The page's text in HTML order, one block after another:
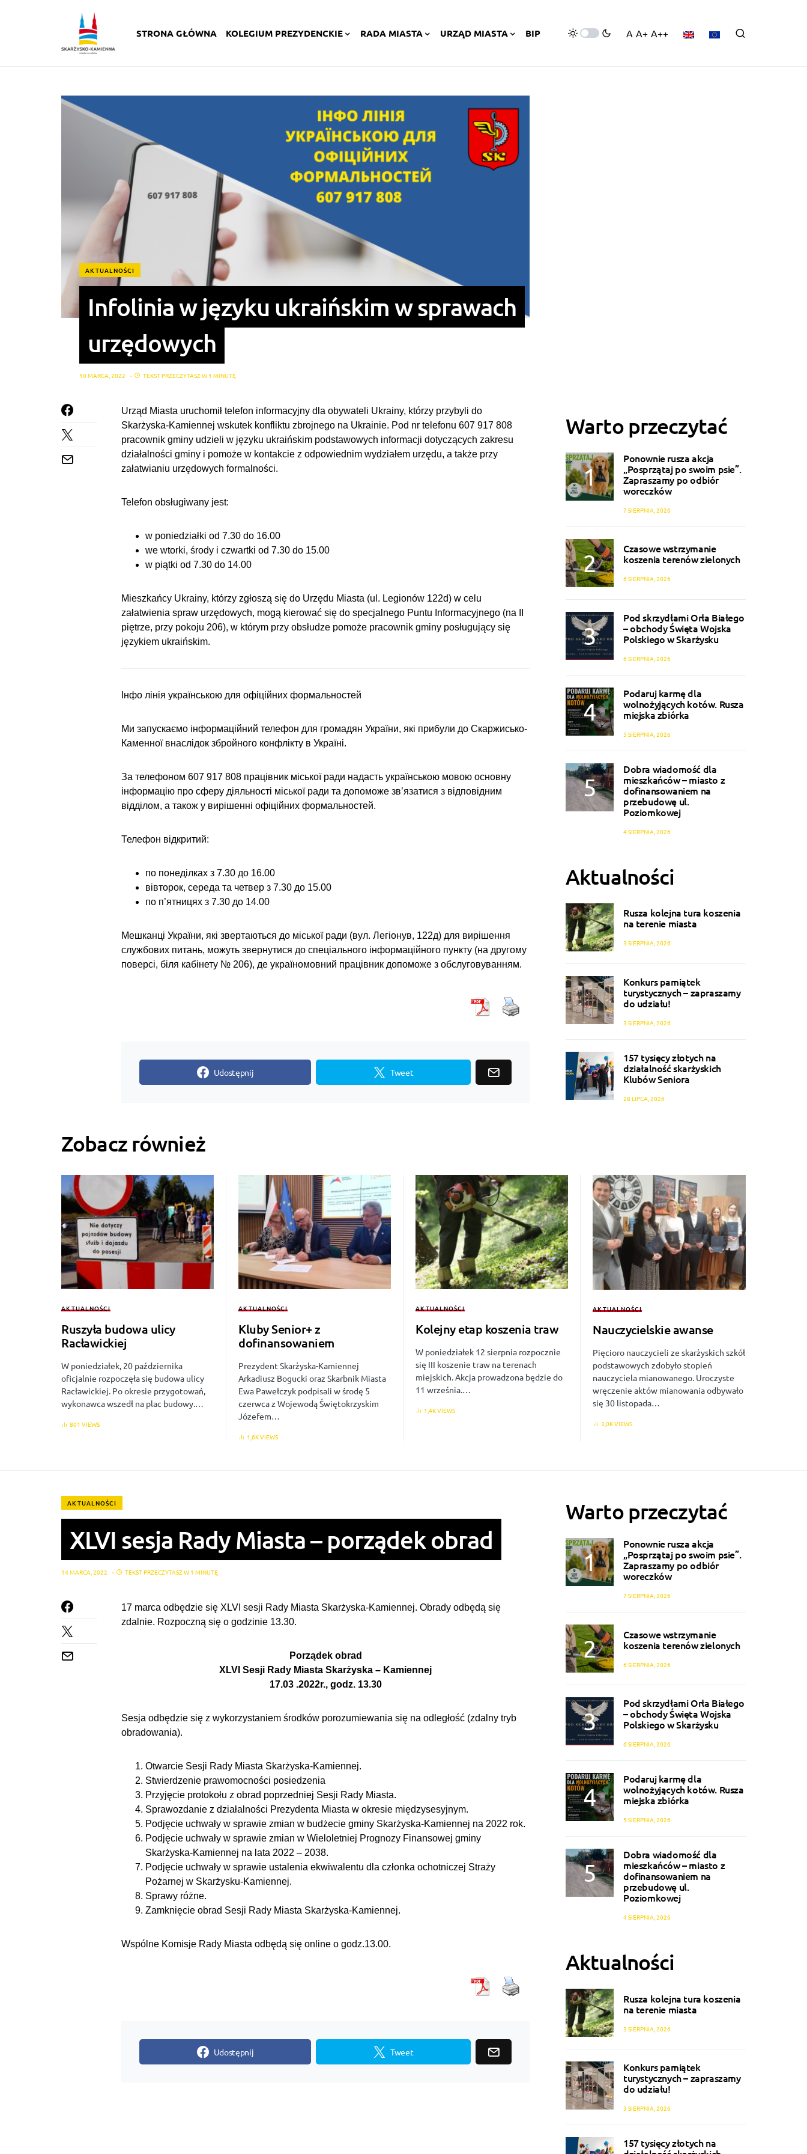
STRONA GŁÓWNA KOLEGIUM PREZYDENCKIE RADA MIASTA URZĄD MIASTA BIP A A+ A++
AKTUALNOŚCI
Infolinia w języku ukraińskim w sprawach
urzędowych
10 MARCA, 2022 TEKST PRZECZYTASZ W 1 MINUTĘ
Urząd Miasta uruchomił telefon informacyjny dla obywateli Ukrainy, którzy przybyli do
Skarżyska-Kamiennej wskutek konfliktu zbrojnego na Ukrainie. Pod nr telefonu 607 917 808
pracownik gminy udzieli w języku ukraińskim podstawowych informacji dotyczących zakresu
działalności gminy i pomoże w kontakcie z odpowiednim wydziałem urzędu, a także przy
załatwianiu urzędowych formalności.
Telefon obsługiwany jest:
w poniedziałki od 7.30 do 16.00
we wtorki, środy i czwartki od 7.30 do 15.00
w piątki od 7.30 do 14.00
Mieszkańcy Ukrainy, którzy zgłoszą się do Urzędu Miasta (ul. Legionów 122d) w celu
załatwienia spraw urzędowych, mogą kierować się do specjalnego Puntu Informacyjnego (na II
piętrze, przy pokoju 206), w którym przy obsłudze pomoże pracownik gminy posługujący się
językiem ukraińskim.
Інфо лінія українською для офіційних формальностей
Ми запускаємо інформаційний телефон для громадян України, які прибули до Скаржисько-
Каменної внаслідок збройного конфлікту в Україні.
За телефоном 607 917 808 працівник міської ради надасть українською мовою основну
інформацію про сферу діяльності міської ради та допоможе зв’язатися з відповідним
відділом, а також у вирішенні офіційних формальностей.
Телефон відкритий:
по понеділках з 7.30 до 16.00
вівторок, середа та четвер з 7.30 до 15.00
по п’ятницях з 7.30 до 14.00
Мешканці України, які звертаються до міської ради (вул. Легіонув, 122д) для вирішення
службових питань, можуть звернутися до спеціального інформаційного пункту (на другому
поверсі, біля кабінету № 206), де україномовний працівник допоможе з обслуговуванням.
Udostępnij Tweet
Warto przeczytać
Ponownie rusza akcja
„Posprzątaj po swoim psie”.
Zapraszamy po odbiór
woreczków
7 SIERPNIA, 2026
Czasowe wstrzymanie
koszenia terenów zielonych
6 SIERPNIA, 2026
Pod skrzydłami Orła Białego
– obchody Święta Wojska
Polskiego w Skarżysku
6 SIERPNIA, 2026
Podaruj karmę dla
wolnożyjących kotów. Rusza
miejska zbiórka
5 SIERPNIA, 2026
Dobra wiadomość dla
mieszkańców – miasto z
dofinansowaniem na
przebudowę ul.
Poziomkowej
4 SIERPNIA, 2026
Aktualności
Rusza kolejna tura koszenia
na terenie miasta
3 SIERPNIA, 2026
Konkurs pamiątek
turystycznych – zapraszamy
do udziału!
3 SIERPNIA, 2026
157 tysięcy złotych na
działalność skarżyskich
Klubów Seniora
28 LIPCA, 2026
Zobacz również
AKTUALNOŚCI
Ruszyła budowa ulicy
Racławickiej
W poniedziałek, 20 października
oficjalnie rozpoczęła się budowa ulicy
Racławickiej. Po okresie przygotowań,
wykonawca wszedł na plac budowy.…
801 VIEWS
AKTUALNOŚCI
Kluby Senior+ z
dofinansowaniem
Prezydent Skarżyska-Kamiennej
Arkadiusz Bogucki oraz Skarbnik Miasta
Ewa Pawełczyk podpisali w środę 5
czerwca z Wojewodą Świętokrzyskim
Józefem…
1,6K VIEWS
AKTUALNOŚCI
Kolejny etap koszenia traw
W poniedziałek 12 sierpnia rozpocznie
się III koszenie traw na terenach
miejskich. Akcja prowadzona będzie do
11 września.…
1,4K VIEWS
AKTUALNOŚCI
Nauczycielskie awanse
Pięcioro nauczycieli ze skarżyskich szkół
podstawowych zdobyło stopień
nauczyciela mianowanego. Uroczyste
wręczenie aktów mianowania odbywało
się 30 listopada…
3,0K VIEWS
AKTUALNOŚCI
XLVI sesja Rady Miasta – porządek obrad
14 MARCA, 2022 TEKST PRZECZYTASZ W 1 MINUTĘ
17 marca odbędzie się XLVI sesji Rady Miasta Skarżyska-Kamiennej. Obrady odbędą się
zdalnie. Rozpoczną się o godzinie 13.30.
Porządek obrad
XLVI Sesji Rady Miasta Skarżyska – Kamiennej
17.03 .2022r., godz. 13.30
Sesja odbędzie się z wykorzystaniem środków porozumiewania się na odległość (zdalny tryb
obradowania).
Otwarcie Sesji Rady Miasta Skarżyska-Kamiennej.
Stwierdzenie prawomocności posiedzenia
Przyjęcie protokołu z obrad poprzedniej Sesji Rady Miasta.
Sprawozdanie z działalności Prezydenta Miasta w okresie międzysesyjnym.
Podjęcie uchwały w sprawie zmian w budżecie gminy Skarżyska-Kamiennej na 2022 rok.
Podjęcie uchwały w sprawie zmian w Wieloletniej Prognozy Finansowej gminy
Skarżyska-Kamiennej na lata 2022 – 2038.
Podjęcie uchwały w sprawie ustalenia ekwiwalentu dla członka ochotniczej Straży
Pożarnej w Skarżysku-Kamiennej.
Sprawy różne.
Zamknięcie obrad Sesji Rady Miasta Skarżyska-Kamiennej.
Wspólne Komisje Rady Miasta odbędą się online o godz.13.00.
Udostępnij Tweet
Warto przeczytać
Ponownie rusza akcja
„Posprzątaj po swoim psie”.
Zapraszamy po odbiór
woreczków
7 SIERPNIA, 2026
Czasowe wstrzymanie
koszenia terenów zielonych
6 SIERPNIA, 2026
Pod skrzydłami Orła Białego
– obchody Święta Wojska
Polskiego w Skarżysku
6 SIERPNIA, 2026
Podaruj karmę dla
wolnożyjących kotów. Rusza
miejska zbiórka
5 SIERPNIA, 2026
Dobra wiadomość dla
mieszkańców – miasto z
dofinansowaniem na
przebudowę ul.
Poziomkowej
4 SIERPNIA, 2026
Aktualności
Rusza kolejna tura koszenia
na terenie miasta
3 SIERPNIA, 2026
Konkurs pamiątek
turystycznych – zapraszamy
do udziału!
3 SIERPNIA, 2026
157 tysięcy złotych na